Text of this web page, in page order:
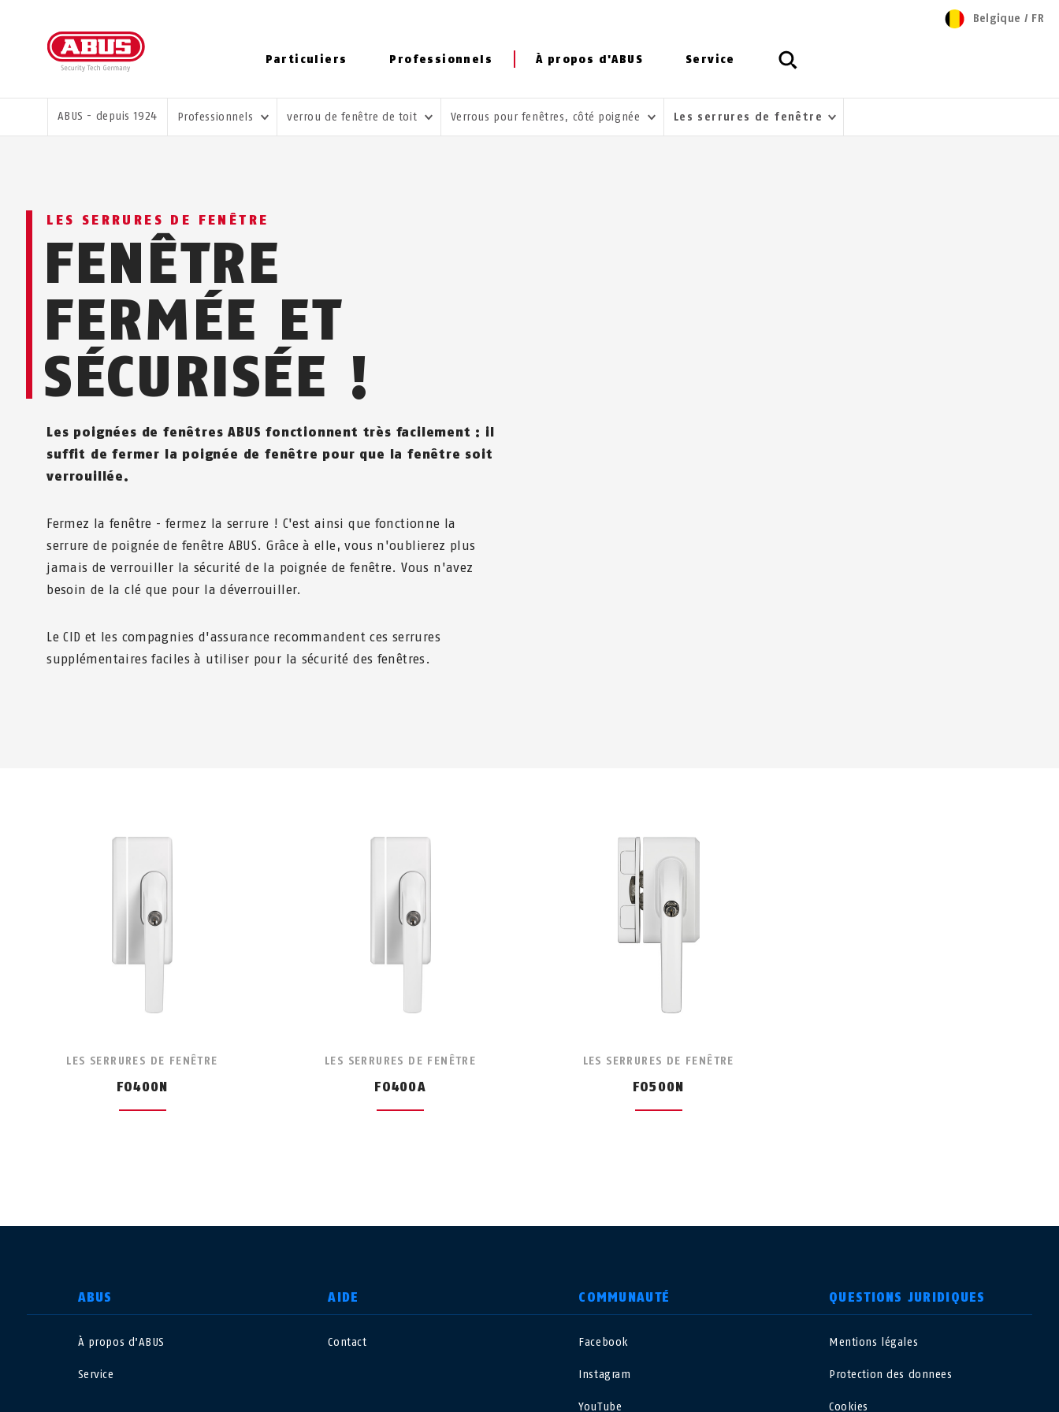
Particuliers Professionnels À propos d'ABUS Service
Belgique / FR
VOUS ÊTES ICI:
ABUS - depuis 1924 Professionnels verrou de fenêtre de toit Verrous pour fenêtres, côté poignée Les serrures de fenêtre
LES SERRURES DE FENÊTRE
FENÊTRE
FERMÉE ET
SÉCURISÉE !
Les poignées de fenêtres ABUS fonctionnent très facilement : il
suffit de fermer la poignée de fenêtre pour que la fenêtre soit
verrouillée.
Fermez la fenêtre - fermez la serrure ! C'est ainsi que fonctionne la
serrure de poignée de fenêtre ABUS. Grâce à elle, vous n'oublierez plus
jamais de verrouiller la sécurité de la poignée de fenêtre. Vous n'avez
besoin de la clé que pour la déverrouiller.
Le CID et les compagnies d'assurance recommandent ces serrures
supplémentaires faciles à utiliser pour la sécurité des fenêtres.
LES SERRURES DE FENÊTRE
FO400N
LES SERRURES DE FENÊTRE
FO400A
LES SERRURES DE FENÊTRE
FO500N
ABUS
À propos d'ABUS
Service
AIDE
Contact
COMMUNAUTÉ
Facebook
Instagram
YouTube
QUESTIONS JURIDIQUES
Mentions légales
Protection des donnees
Cookies
CHOISIR UN PAYS
Nederland Polska